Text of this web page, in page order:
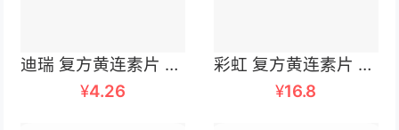
迪瑞 复方黄连素片 30毫克×12片×2板
¥4.26
彩虹 复方黄连素片 30mgx100片/瓶
¥16.8